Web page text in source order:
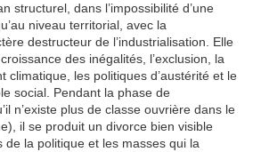
structurel, dans l’impossibilité d’une
niveau territorial, avec la
destructeur de l’industrialisation. Elle
des inégalités, l’exclusion, la
climatique, les politiques d’austérité et le
social. Pendant la phase de
n’existe plus de classe ouvrière dans le
il se produit un divorce bien visible
de la politique et les masses qui la